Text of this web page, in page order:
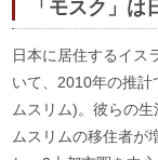
「モスク」は
日本に居住するイス
いて、2010年の推
ムスリム)。彼らの生
ムスリムの移住者が